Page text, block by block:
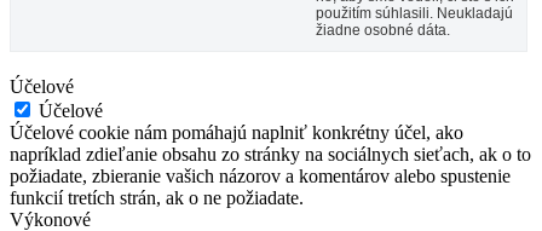
použitím súhlasili. Neukladajú
žiadne osobné dáta.
Účelové
Účelové
Účelové cookie nám pomáhajú naplniť konkrétny účel, ako
napríklad zdieľanie obsahu zo stránky na sociálnych sieťach, ak o to
požiadate, zbieranie vašich názorov a komentárov alebo spustenie
funkcií tretích strán, ak o ne požiadate.
Výkonové